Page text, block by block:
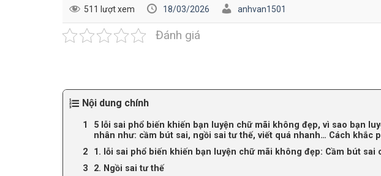
511 lượt xem 18/03/2026 anhvan1501
Đánh giá
Nội dung chính
5 lỗi sai phổ biến khiến bạn luyện chữ mãi không đẹp, vì sao bạn
nhân như: cầm bút sai, ngồi sai tư thế, viết quá nhanh… Cách khắc
1. lỗi sai phổ biến khiến bạn luyện chữ mãi không đẹp: Cầm bút sai
2. Ngồi sai tư thế